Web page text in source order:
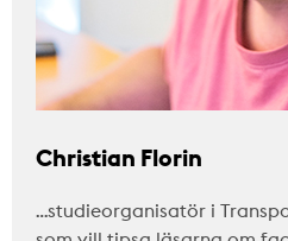
Christian Florin
…studieorganisatör i